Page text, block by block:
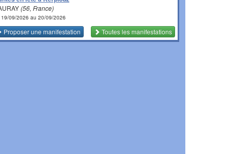
(56, France)
19/09/2026 au 20/09/2026
Proposer une manifestation Toutes les manifestations